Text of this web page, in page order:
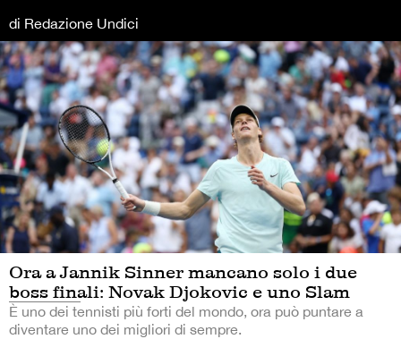
di Redazione Undici
Ora a Jannik Sinner mancano solo i due
boss finali: Novak Djokovic e uno Slam
È uno dei tennisti più forti del mondo, ora può puntare a
diventare uno dei migliori di sempre.